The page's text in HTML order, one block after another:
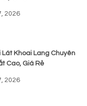
2026
Lát Khoai Lang Chuyên
Cao, Giá Rẻ
2026